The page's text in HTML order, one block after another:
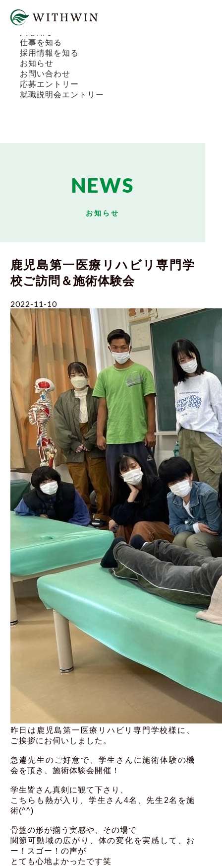
HOME
ウィズウィングループを知る
仕事を知る
採用情報を知る
お知らせ
お問い合わせ
応募エントリー
就職説明会エントリー
NEWS
お知らせ
鹿児島第一医療リハビリ専門学
校ご訪問＆施術体験会
2022-11-10
昨日は鹿児島第一医療リハビリ専門学校様に、
ご挨拶にお伺いしました。
急遽先生のご好意で、学生さんに施術体験の機
会を頂き、 施術体験会開催！
学生皆さん真剣に観て下さり、
こちらも熱が入り、学生さん4名、先生2名を施
術(^^)
骨盤の形が揃う実感や、その場で
関節可動域の広がり、体の変化を実感して、お
ー！スゴー！の声が
とても心地よかったです笑